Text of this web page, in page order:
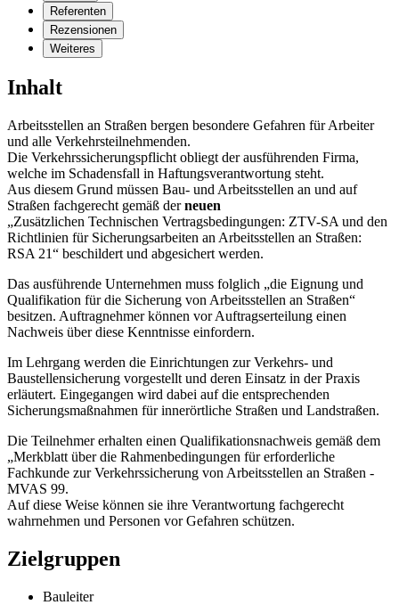
Referenten
Rezensionen
Weiteres
Inhalt
Arbeitsstellen an Straßen bergen besondere Gefahren für Arbeiter
und alle Verkehrsteilnehmenden.
Die Verkehrssicherungspflicht obliegt der ausführenden Firma,
welche im Schadensfall in Haftungsverantwortung steht.
Aus diesem Grund müssen Bau- und Arbeitsstellen an und auf
Straßen fachgerecht gemäß derneuen
„Zusätzlichen Technischen Vertragsbedingungen: ZTV-SA und den
Richtlinien für Sicherungsarbeiten an Arbeitsstellen an Straßen:
RSA 21“ beschildert und abgesichert werden.
Das ausführende Unternehmen muss folglich „die Eignung und
Qualifikation für die Sicherung von Arbeitsstellen an Straßen“
besitzen. Auftragnehmer können vor Auftragserteilung einen
Nachweis über diese Kenntnisse einfordern.
Im Lehrgang werden die Einrichtungen zur Verkehrs- und
Baustellensicherung vorgestellt und deren Einsatz in der Praxis
erläutert. Eingegangen wird dabei auf die entsprechenden
Sicherungsmaßnahmen für innerörtliche Straßen und Landstraßen.
Die Teilnehmer erhalten einen Qualifikationsnachweis gemäß dem
„Merkblatt über die Rahmenbedingungen für erforderliche
Fachkunde zur Verkehrssicherung von Arbeitsstellen an Straßen -
MVAS 99.
Auf diese Weise können sie ihre Verantwortung fachgerecht
wahrnehmen und Personen vor Gefahren schützen.
Zielgruppen
Bauleiter